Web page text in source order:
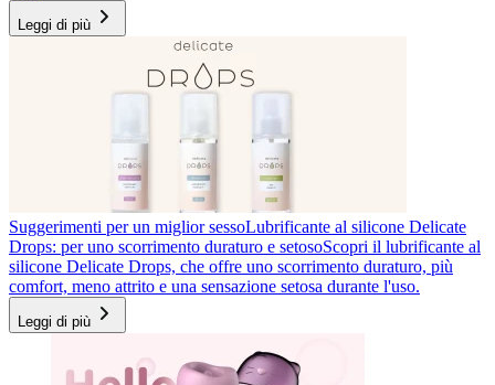
Leggi di più
Suggerimenti per un miglior sessoLubrificante al silicone Delicate
Drops: per uno scorrimento duraturo e setosoScopri il lubrificante al
silicone Delicate Drops, che offre uno scorrimento duraturo, più
comfort, meno attrito e una sensazione setosa durante l'uso.
Leggi di più